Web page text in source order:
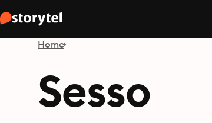
Home
Sesso